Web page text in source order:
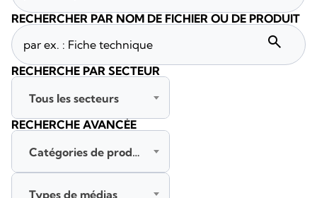
RECHERCHER PAR NOM DE FICHIER OU DE PRODUIT
search
RECHERCHE PAR SECTEUR
Tous les secteurs
RECHERCHE AVANCÉE
Catégories de produits
Types de médias